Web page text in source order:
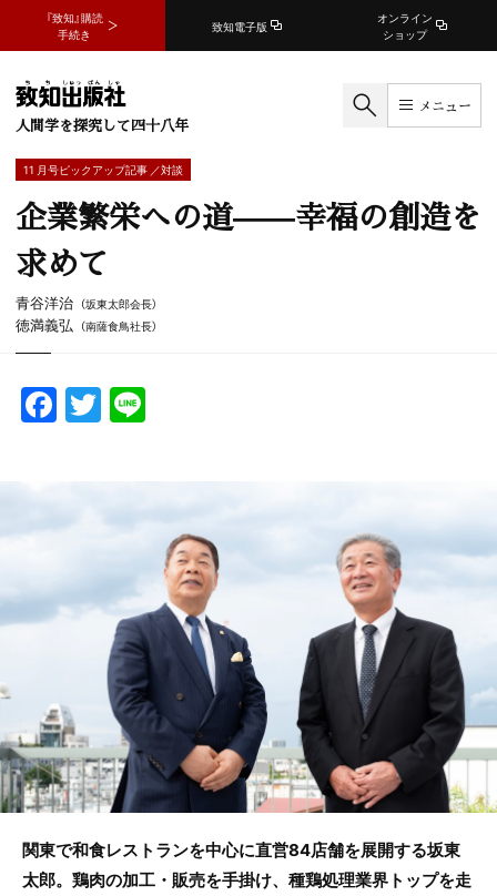
『致知』購読
手続き
致知電子版
オンライン
ショップ
人間学を探究して四十八年
メニュー
11 月号ピックアップ記事 ／対談
企業繁栄への道——幸福の創造を
求めて
青谷洋治 （坂東太郎会長）
徳満義弘 （南薩食鳥社長）
F
a
c
e
b
o
o
T
w
itt
er
関東で和食レストランを中心に直営84店舗を展開する坂東
太郎。鶏肉の加工・販売を手掛け、種鶏処理業界トップを走